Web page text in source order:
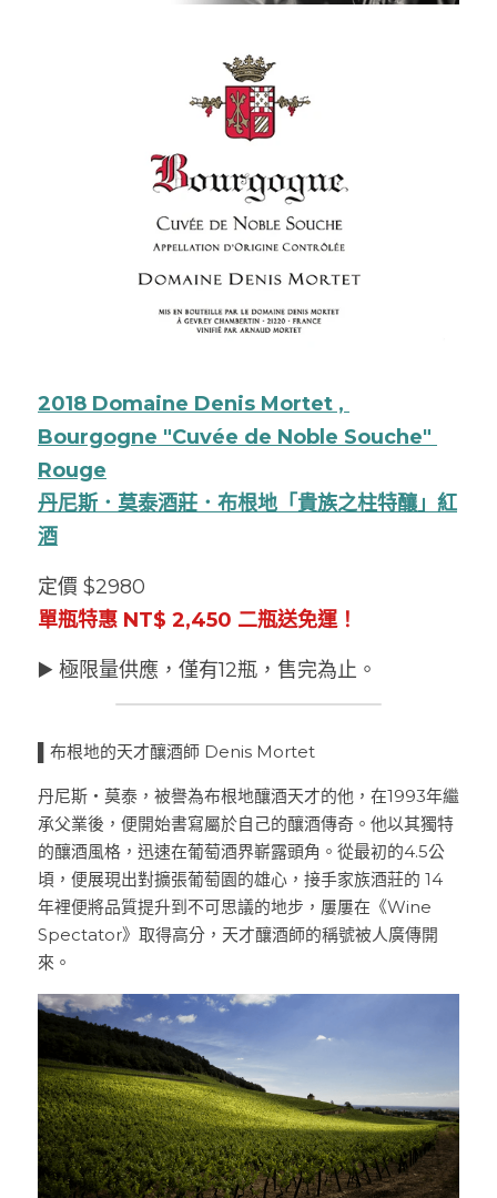
Charles Van Canneyt
Recrue des Sens
Aurélien Verdet
Domaine Dugat-Py
Antoine Lienhardt
Pierre Girardin
Maxime Dubuet-Boillot
Domaine Nicolas Rossignol
Domaine Nicolas Perrault
Justin Girardin
Domaine Bonnardot
Les Champs de Thémis
布根地 Bourgogne - 馬貢內 Mâconnais
Roc Breïa
Domaine du Clos des Rocs
Domaine Nicolas Maillet
薄酒萊 Beaujolais
Domaine Saint-Cyr
Bonnet Cotton
侏羅與薩瓦區 Jura et Savoie
Les Bottes Rouges
Maison Philippe Grisard
隆河 Rhône
Château Fortia
波爾多 Bordeaux
Château Dompierre
羅亞爾河 - 南特 Loire - Pays Nantais
Eric Morgat
Terre de lElu
Chateau de Fosse-Seche
羅亞爾河 - 都漢 Loire - Touraine
Domaine des Grandes Esperances
Domaine de Cezin
羅亞爾河 - 中央區 Loire - Centre
Vincent Pinard
朗格多克胡西雍 Languedoc-Roussillon
Domaine Peyre Rose
Le Petit Domaine de Gimios
Domaine du Pas de lEscalette
Domaine Gardiés
Domaine Gauby
Domaine Comte Abbatucci
Clos Thou
台灣 Taiwan
Weightstone 威石東酒莊
2018 Domaine Denis Mortet ,
Bourgogne "Cuvée de Noble Souche"
Rouge
丹尼斯．莫泰酒莊．布根地「貴族之柱特釀」紅
酒
定價 $2980
單瓶特惠 NT$ 2,450 二瓶送免運！
▶️ 極限量供應，僅有12瓶， 售完為止。
▌布根地的天才釀酒師 Denis Mortet
丹尼斯・莫泰，被譽為布根地釀酒天才的他，在1993年繼
承父業後，便開始書寫屬於自己的釀酒傳奇。他以其獨特
的釀酒風格，迅速在葡萄酒界嶄露頭角。從最初的4.5公
頃，便展現出對擴張葡萄園的雄心，接手家族酒莊的 14
年裡便將品質提升到不可思議的地步，屢屢在《Wine
Spectator》取得高分，天才釀酒師的稱號被人廣傳開
來。